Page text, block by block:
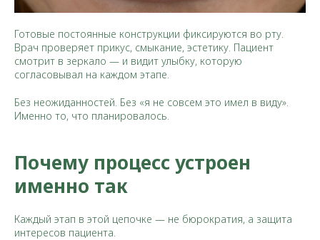
Готовые постоянные конструкции фиксируются во рту.
Врач проверяет прикус, смыкание, эстетику. Пациент
смотрит в зеркало — и видит улыбку, которую
согласовывал на каждом этапе.
Без неожиданностей. Без «я не совсем это имел в виду».
Именно то, что планировалось.
Почему процесс устроен
именно так
Каждый этап в этой цепочке — не бюрократия, а защита
интересов пациента.